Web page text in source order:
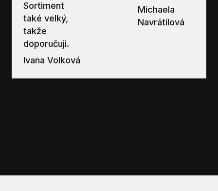
Sortiment
také velký,
takže
doporučuji.
Ivana Volková
Michaela
Navrátilová